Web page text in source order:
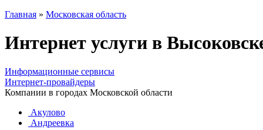
Главная » Московская область
Интернет услуги в
Информационные сервисы
Интернет-провайдеры
Компании в городах Московской области
Акулово
Андреевка